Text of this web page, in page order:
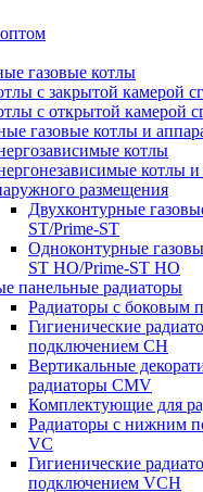
газовые котлы
с закрытой камерой
с открытой камерой
газовые котлы и
котлы
котлы
размещения
Двухконтурные
ST/Prime-ST
Одноконтурные
ST HO/Prime-ST HO
панельные радиаторы
Радиаторы c боковым
Гигиенические
подключением CH
Вертикальные
радиаторы CMV
Комплектующие для
Радиаторы c нижним
VC
Гигиенические
подключением VCH